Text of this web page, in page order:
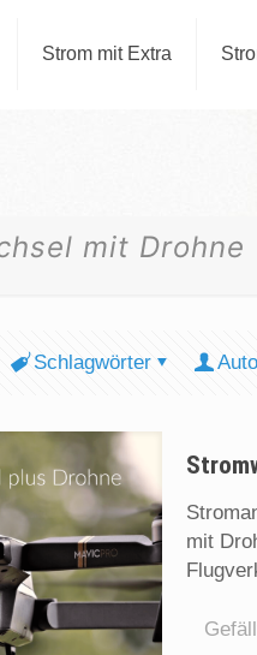
Strom mit Extra
mit Drohne
Schlagwörter
mit